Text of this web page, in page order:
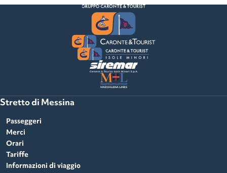
Stretto di Messina
Passeggeri
Merci
Orari
Tariffe
Informazioni di viaggio